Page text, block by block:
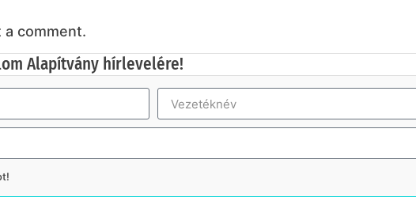
a comment.
Alapítvány hírlevelére!
!